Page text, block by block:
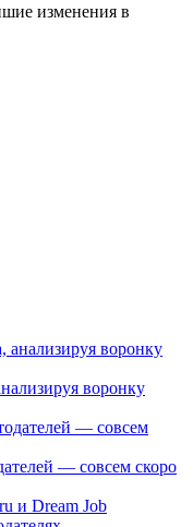
изменения в
воронку
— совсем скоро